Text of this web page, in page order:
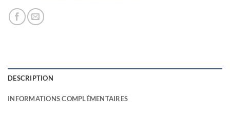
DESCRIPTION
INFORMATIONS COMPLÉMENTAIRES